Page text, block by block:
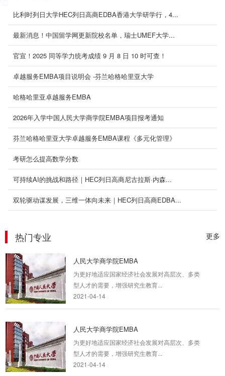
比利时列日大学HEC列日高商EDBA香港大学研学行，4...
最新消息！中国留学网更新院校名单，瑞士UMEF大学...
官宣！2025 同等学力统考成绩 9 月 8 日 10 时可查！
卓越服务EMBA项目说明会 -芬兰哈格哈里亚大学
哈格哈里亚卓越服务EMBA
2026年入学中国人民大学商学院EMBA项目报考通知
芬兰哈格哈里亚大学卓越服务EMBA课程《多元化管理》
考研怎么提高数学分数
可持续AI的挑战和路径｜HEC列日高商尼古拉斯·内森...
双轮驱动谋发展，三维一体向未来｜HEC列日高商EDBA...
更多
热门专业
人民大学商学院EMBA
为更好地适应国家经济社会发展对高层次、多类
型人才的需要，增强研究生教育...
2021-04-14
人民大学商学院EMBA
为更好地适应国家经济社会发展对高层次、多类
型人才的需要，增强研究生教育...
2021-04-14